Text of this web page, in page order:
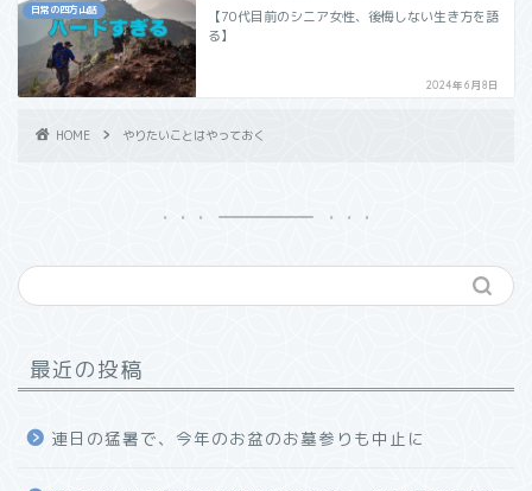
日常の四方山話
【70代目前のシニア女性、後悔しない生き方を語
る】
2024年6月8日
HOME やりたいことはやっておく
最近の投稿
連日の猛暑で、今年のお盆のお墓参りも中止に